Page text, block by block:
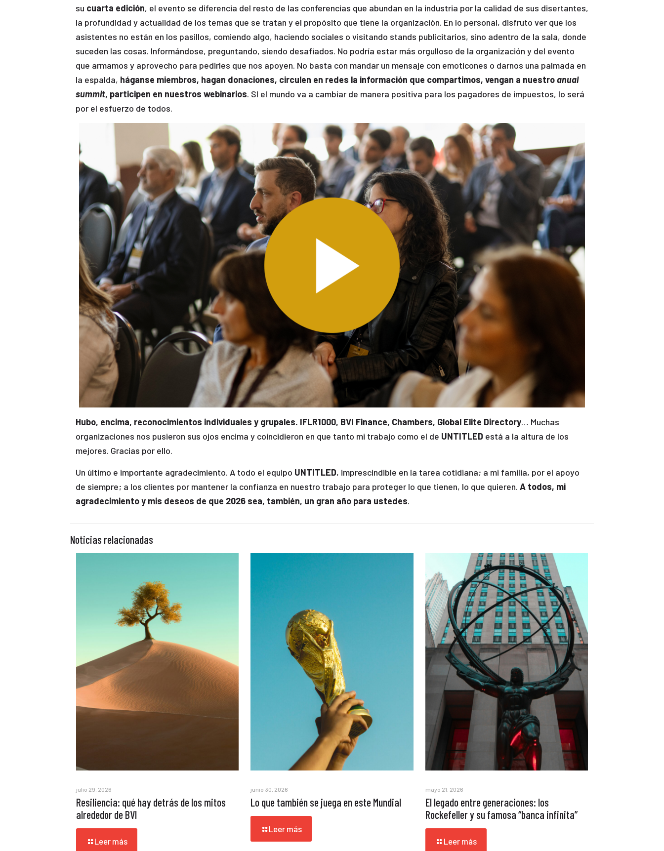
su cuarta edición, el evento se diferencia del resto de las conferencias que abundan en la industria por la calidad de sus disertantes,
la profundidad y actualidad de los temas que se tratan y el propósito que tiene la organización. En lo personal, disfruto ver que los
asistentes no están en los pasillos, comiendo algo, haciendo sociales o visitando stands publicitarios, sino adentro de la sala, donde
suceden las cosas. Informándose, preguntando, siendo desafiados. No podría estar más orgulloso de la organización y del evento
que armamos y aprovecho para pedirles que nos apoyen. No basta con mandar un mensaje con emoticones o darnos una palmada en
la espalda, háganse miembros, hagan donaciones, circulen en redes la información que compartimos, vengan a nuestroanual
summit, participen en nuestros webinarios. SI el mundo va a cambiar de manera positiva para los pagadores de impuestos, lo será
por el esfuerzo de todos.
Hubo, encima, reconocimientos individuales y grupales. IFLR1000, BVI Finance, Chambers, Global Elite Directory… Muchas
organizaciones nos pusieron sus ojos encima y coincidieron en que tanto mi trabajo como el de UNTITLED está a la altura de los
mejores. Gracias por ello.
Un último e importante agradecimiento. A todo el equipo UNTITLED, imprescindible en la tarea cotidiana; a mi familia, por el apoyo
de siempre; a los clientes por mantener la confianza en nuestro trabajo para proteger lo que tienen, lo que quieren. A todos, mi
agradecimiento y mis deseos de que 2026 sea, también, un gran año para ustedes.
Noticias relacionadas
julio 29, 2026
Resiliencia: qué hay detrás de los mitos
alrededor de BVI
Leer más
junio 30, 2026
Lo que también se juega en este Mundial
Leer más
mayo 21, 2026
El legado entre generaciones: los
Rockefeller y su famosa “banca infinita”
Leer más